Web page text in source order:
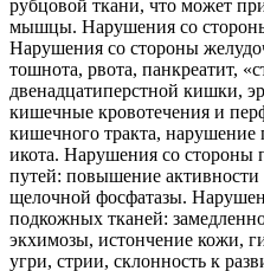
рубцовой ткани, что может
мышцы. Нарушения со стороны
Нарушения со стороны
тошнота, рвота, панкреатит,
двенадцатиперстной кишки,
кишечные кровотечения и
кишечного тракта, нарушение
икота. Нарушения со
путей: повышение
щелочной фосфатазы.
подкожных тканей:
экхимозы, истончение кожи,
угри, стрии, склонность к